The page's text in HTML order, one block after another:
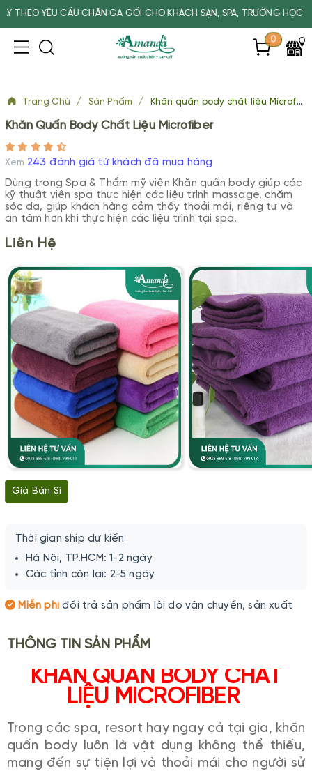
GA GỐI CHO KHÁCH SẠN, SPA, TRƯỜNG HỌC
0
Trang Chủ / Sản Phẩm / Khăn quấn body chất liệu Microfiber
Khăn Quấn Body Chất Liệu Microfiber
Xem 243 đánh giá từ khách đã mua hàng
Dùng trong Spa & Thẩm mỹ viện Khăn quấn body giúp các
kỹ thuật viên spa thực hiện các liệu trình massage, chăm
sóc da, giúp khách hàng cảm thấy thoải mái, riêng tư và
an tâm hơn khi thực hiện các liệu trình tại spa.
Liên Hệ
Giá Bán Sỉ
Thời gian ship dự kiến
Hà Nội, TP.HCM: 1-2 ngày
Các tỉnh còn lại: 2-5 ngày
Miễn phí đổi trả sản phẩm lỗi do vận chuyển, sản xuất
THÔNG TIN SẢN PHẨM
KHĂN QUẤN BODY CHẤT
LIỆU MICROFIBER
Trong các spa, resort hay ngay cả tại gia, khăn
quấn body luôn là vật dụng không thể thiếu,
mang đến sự tiện lợi và thoải mái cho người sử